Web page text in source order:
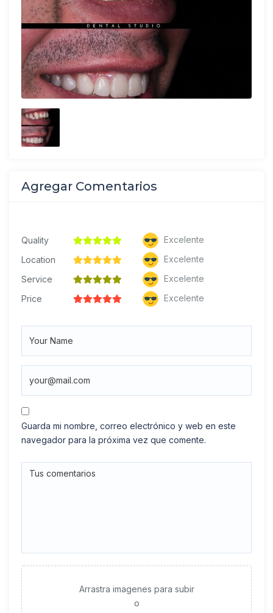
Agregar Comentarios
Quality
Excelente
Location
Excelente
Service
Excelente
Price
Excelente
Guarda mi nombre, correo electrónico y web en este
navegador para la próxima vez que comente.
Arrastra imagenes para subir
o